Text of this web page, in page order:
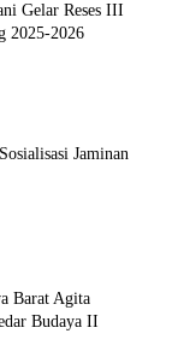
Gelar Reses III
2025-2026
Jaminan
Barat Agita
Budaya II